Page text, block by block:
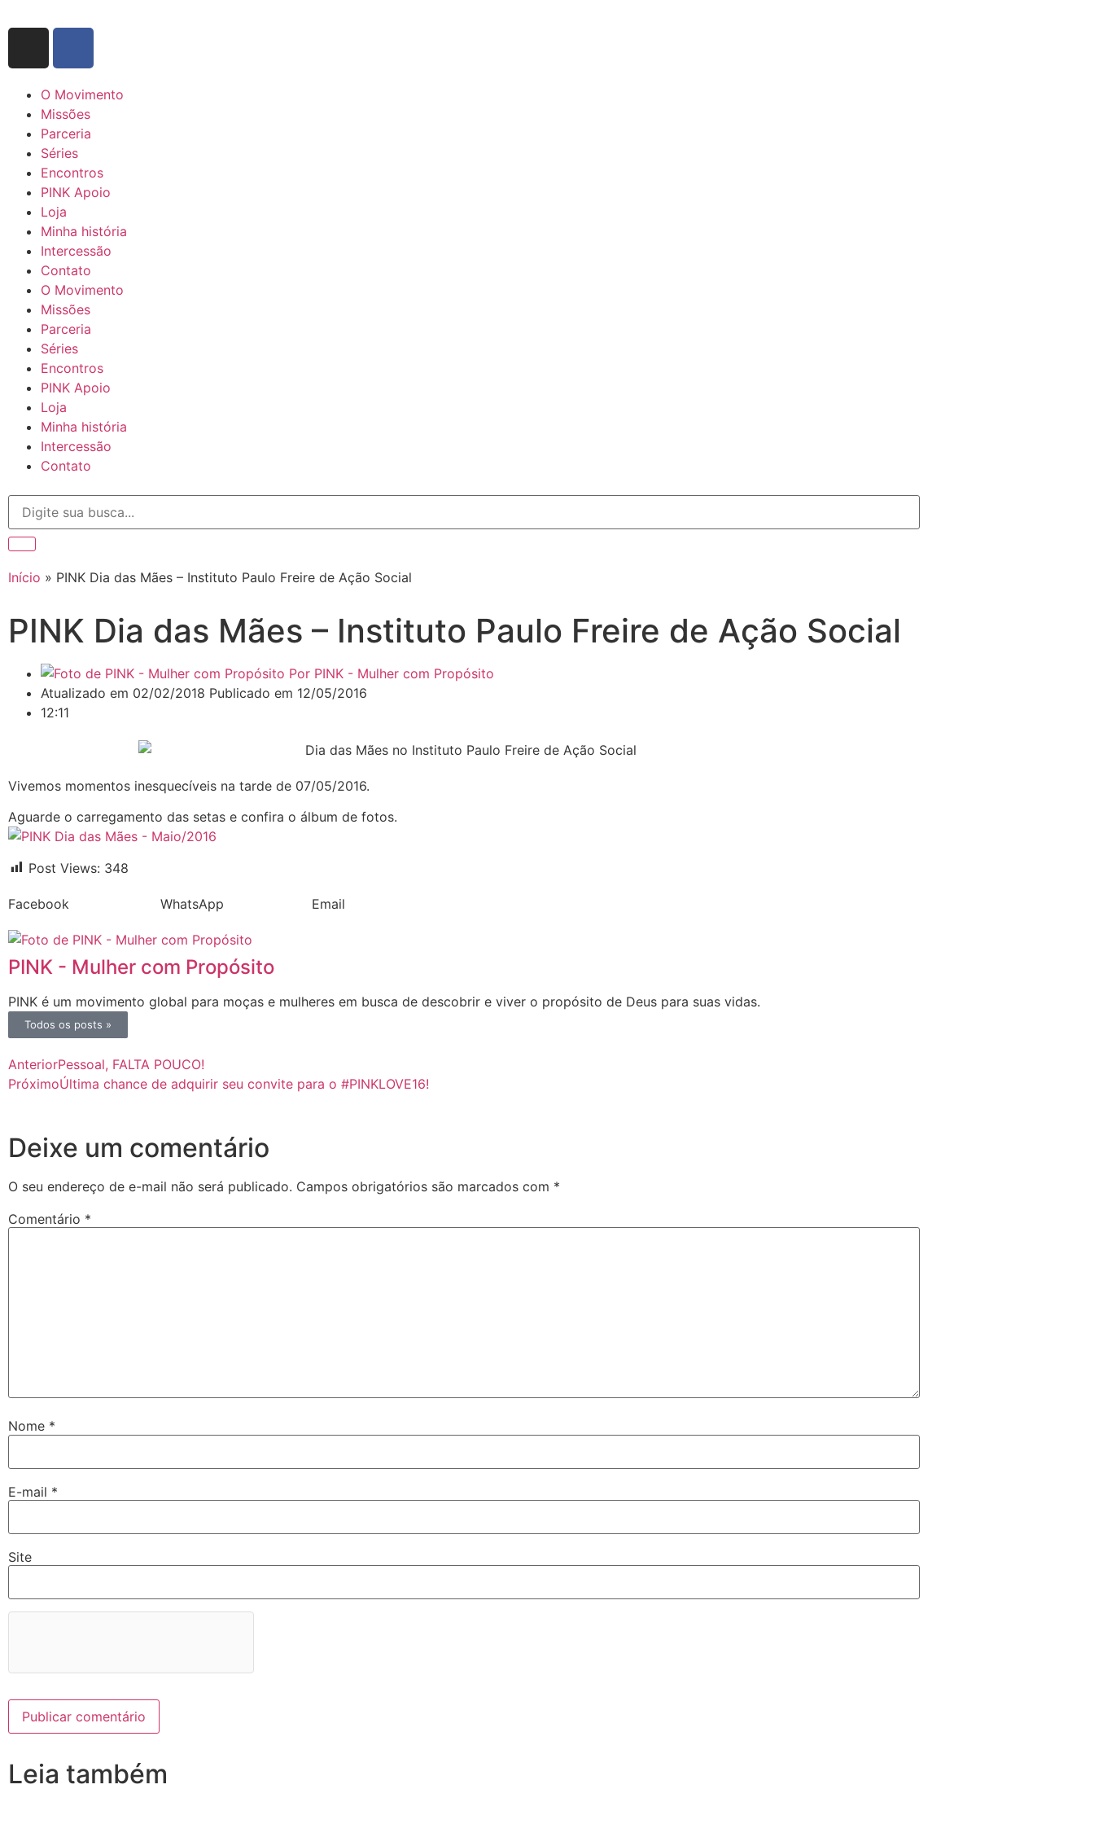
O Movimento
Missões
Parceria
Séries
Encontros
PINK Apoio
Loja
Minha história
Intercessão
Contato
O Movimento
Missões
Parceria
Séries
Encontros
PINK Apoio
Loja
Minha história
Intercessão
Contato
Início » PINK Dia das Mães – Instituto Paulo Freire de Ação Social
PINK Dia das Mães – Instituto Paulo Freire de Ação Social
Por PINK - Mulher com Propósito
Atualizado em 02/02/2018 Publicado em 12/05/2016
12:11
Vivemos momentos inesquecíveis na tarde de 07/05/2016.
Aguarde o carregamento das setas e confira o álbum de fotos.
Post Views: 348
Facebook WhatsApp Email
PINK - Mulher com Propósito
PINK é um movimento global para moças e mulheres em busca de descobrir e viver o propósito de Deus para suas vidas.
Todos os posts »
AnteriorPessoal, FALTA POUCO!
PróximoÚltima chance de adquirir seu convite para o #PINKLOVE16!
Deixe um comentário
O seu endereço de e-mail não será publicado. Campos obrigatórios são marcados com *
Comentário *
Nome *
E-mail *
Site
Leia também